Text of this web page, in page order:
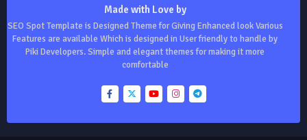
Made with Love by
SEO Spot Template is Designed Theme for Giving Enhanced look Various
Features are available Which is designed in User friendly to handle by
Piki Developers. Simple and elegant themes for making it more
comfortable